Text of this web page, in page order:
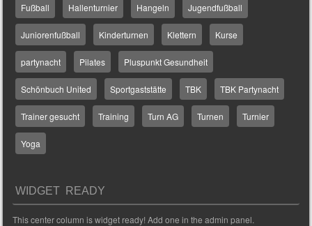
Fußball Hallenturnier Hangeln Jugendfußball
Juniorenfußball Kinderturnen Klettern Kurse
partynacht Pilates Pluspunkt Gesundheit
Schönbuch United Sportgaststätte TBK TBK Partynacht
Trainer gesucht Training Turn AG Turnen Turnier
Yoga
WIDGET READY
This center column is widget ready! Add one in the admin panel.